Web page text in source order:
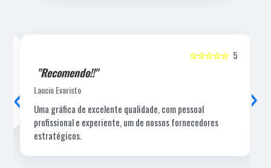
5
☆☆☆☆☆
"Recomendo!!"
Laucio Evaristo
Uma gráfica de excelente qualidade, com pessoal
profissional e experiente, um de nossos fornecedores
estratégicos.
‹ ›